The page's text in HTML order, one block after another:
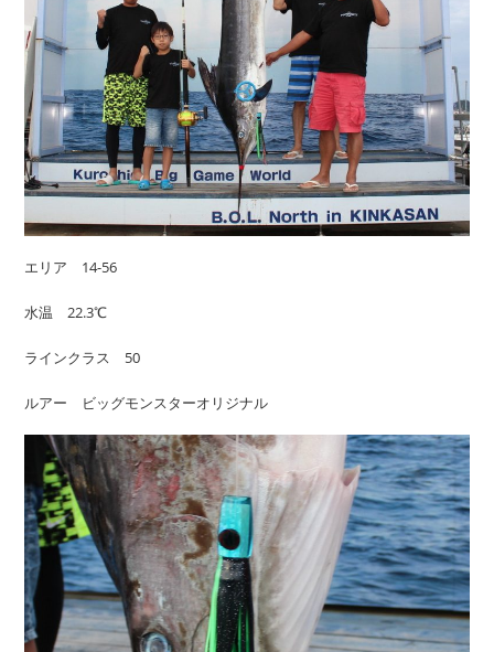
エリア 14-56
水温 22.3℃
ラインクラス 50
ルアー ビッグモンスターオリジナル